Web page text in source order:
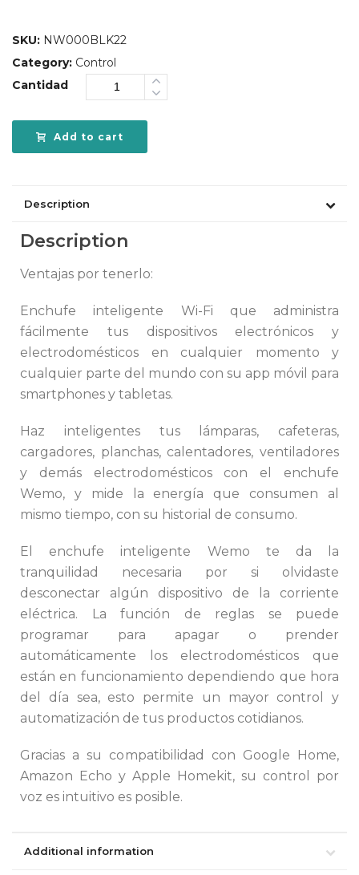
SKU: NW000BLK22
Category: Control
Cantidad
Add to cart
Description
Description
Ventajas por tenerlo:
Enchufe inteligente Wi-Fi que administra
fácilmente tus dispositivos electrónicos y
electrodomésticos en cualquier momento y
cualquier parte del mundo con su app móvil para
smartphones y tabletas.
Haz inteligentes tus lámparas, cafeteras,
cargadores, planchas, calentadores, ventiladores
y demás electrodomésticos con el enchufe
Wemo, y mide la energía que consumen al
mismo tiempo, con su historial de consumo.
El enchufe inteligente Wemo te da la
tranquilidad necesaria por si olvidaste
desconectar algún dispositivo de la corriente
eléctrica. La función de reglas se puede
programar para apagar o prender
automáticamente los electrodomésticos que
están en funcionamiento dependiendo que hora
del día sea, esto permite un mayor control y
automatización de tus productos cotidianos.
Gracias a su compatibilidad con Google Home,
Amazon Echo y Apple Homekit, su control por
voz es intuitivo es posible.
Additional information